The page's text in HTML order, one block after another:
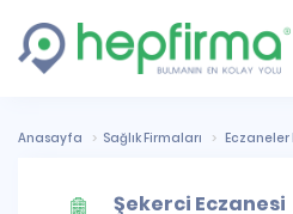
Anasayfa Sağlık Firmaları Eczaneler
Şekerci Eczanesi